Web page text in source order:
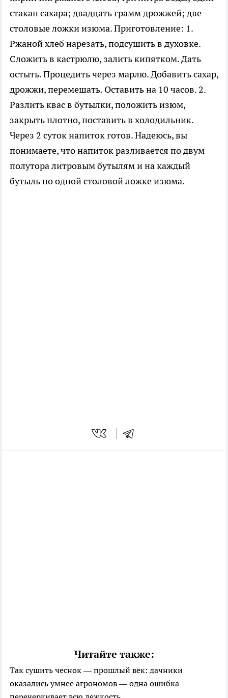
стакан сахара; двадцать грамм дрожжей; две
столовые ложки изюма. Приготовление: 1.
Ржаной хлеб нарезать, подсушить в духовке.
Сложить в кастрюлю, залить кипятком. Дать
остыть. Процедить через марлю. Добавить сахар,
дрожжи, перемешать. Оставить на 10 часов. 2.
Разлить квас в бутылки, положить изюм,
закрыть плотно, поставить в холодильник.
Через 2 суток напиток готов. Надеюсь, вы
понимаете, что напиток разливается по двум
полутора литровым бутылям и на каждый
бутыль по одной столовой ложке изюма.
Читайте также:
Так сушить чеснок — прошлый век: дачники
оказались умнее агрономов — одна ошибка